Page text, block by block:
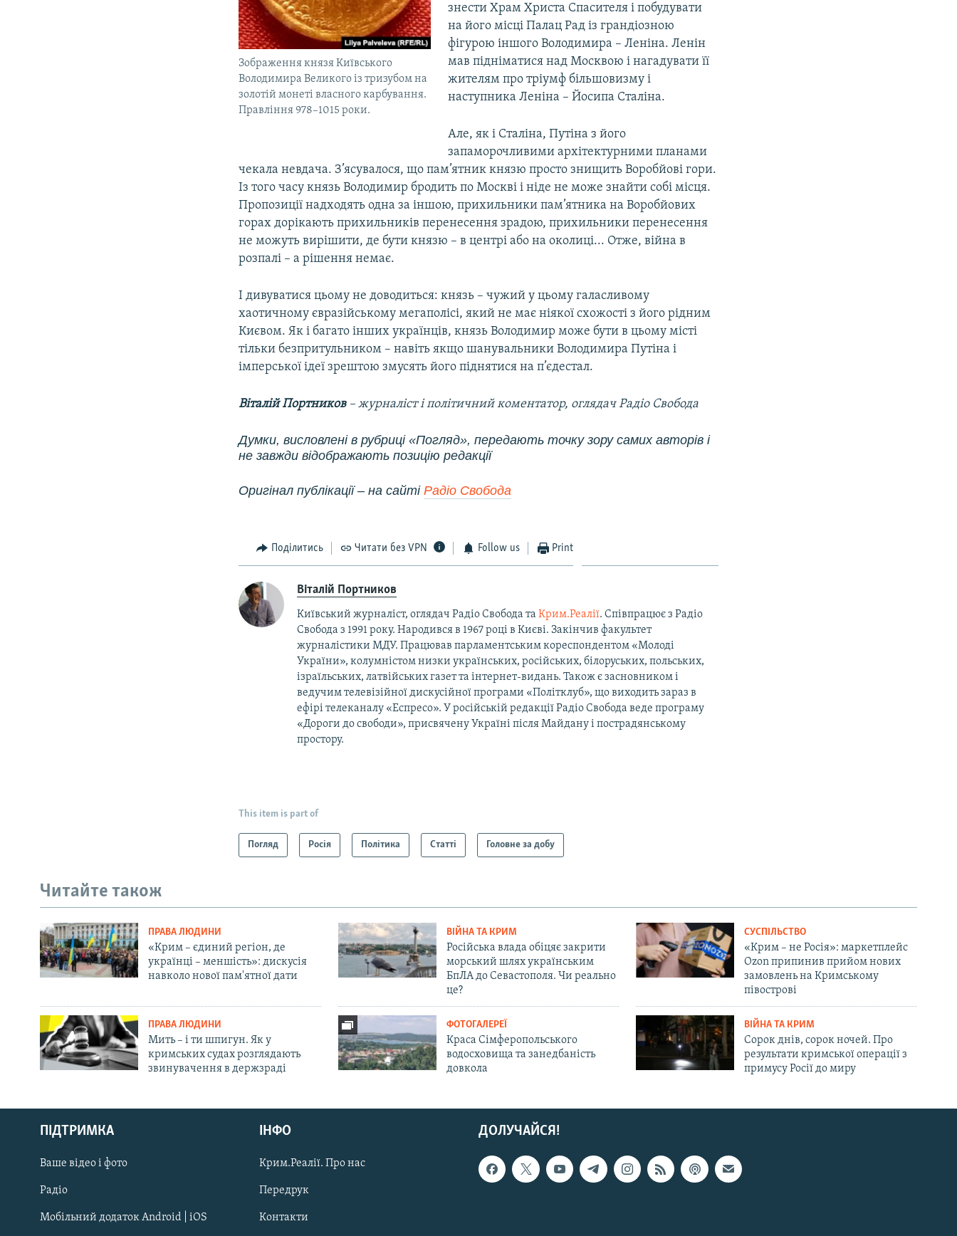
Русский
Qırımtatar
ДОЛУЧАЙСЯ!
Зображення князя Київського
Володимира Великого із тризубом на
золотій монеті власного карбування.
Правління 978–1015 роки.
знести Храм Христа Спасителя і побудувати
на його місці Палац Рад із грандіозною
фігурою іншого Володимира – Леніна. Ленін
мав підніматися над Москвою і нагадувати її
жителям про тріумф більшовизму і
наступника Леніна – Йосипа Сталіна.
Але, як і Сталіна, Путіна з його
запаморочливими архітектурними планами
чекала невдача. З’ясувалося, що пам’ятник князю просто знищить Воробйові гори.
Із того часу князь Володимир бродить по Москві і ніде не може знайти собі місця.
Пропозиції надходять одна за іншою, прихильники пам’ятника на Воробйових
горах дорікають прихильників перенесення зрадою, прихильники перенесення
не можуть вирішити, де бути князю – в центрі або на околиці... Отже, війна в
розпалі – а рішення немає.
І дивуватися цьому не доводиться: князь – чужий у цьому галасливому
хаотичному євразійському мегаполісі, який не має ніякої схожості з його рідним
Києвом. Як і багато інших українців, князь Володимир може бути в цьому місті
тільки безпритульником – навіть якщо шанувальники Володимира Путіна і
імперської ідеї зрештою змусять його піднятися на п’єдестал.
Віталій Портников– журналіст і політичний коментатор, оглядач Радіо Свобода
Думки, висловлені в рубриці «Погляд», передають точку зору самих авторів і
не завжди відображають позицію редакції
Оригінал публікації – на сайтіРадіо Свобода
Поділитись Читати без VPN Follow us Print
Віталій Портников
Київський журналіст, оглядач Радіо Свобода таКрим.Реалії. Співпрацює з Радіо
Свобода з 1991 року. Народився в 1967 році в Києві. Закінчив факультет
журналістики МДУ. Працював парламентським кореспондентом «Молоді
України», колумністом низки українських, російських, білоруських, польських,
ізраїльських, латвійських газет та інтернет-видань. Також є засновником і
ведучим телевізійної дискусійної програми «Політклуб», що виходить зараз в
ефірі телеканалу «Еспресо». У російській редакції Радіо Свобода веде програму
«Дороги до свободи», присвячену Україні після Майдану і пострадянському
простору.
This item is part of
Погляд Росія Політика Статті Головне за добу
Читайте також
ПРАВА ЛЮДИНИ
«Крим – єдиний регіон, де
українці – меншість»: дискусія
навколо нової пам'ятної дати
ВІЙНА ТА КРИМ
Російська влада обіцяє закрити
морський шлях українським
БпЛА до Севастополя. Чи реально
це?
СУСПІЛЬСТВО
«Крим – не Росія»: маркетплейс
Ozon припинив прийом нових
замовлень на Кримському
півострові
ПРАВА ЛЮДИНИ
Мить – і ти шпигун. Як у
кримських судах розглядають
звинувачення в держзраді
ФОТОГАЛЕРЕЇ
Краса Сімферопольського
водосховища та занедбаність
довкола
ВІЙНА ТА КРИМ
Сорок днів, сорок ночей. Про
результати кримської операції з
примусу Росії до миру
ДОЛУЧАЙСЯ!
ПІДТРИМКА
Ваше відео і фото
Радіо
Мобільний додаток Android | iOS
ІНФО
Крим.Реалії. Про нас
Передрук
Контакти